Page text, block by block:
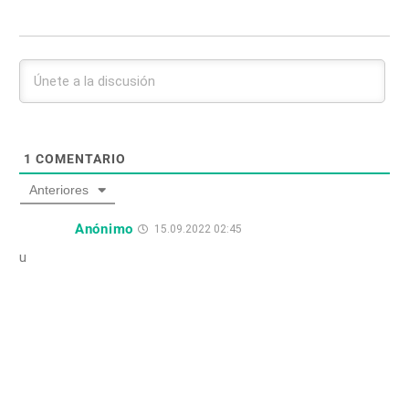
1 COMENTARIO
Anteriores
Anónimo 15.09.2022 02:45
u